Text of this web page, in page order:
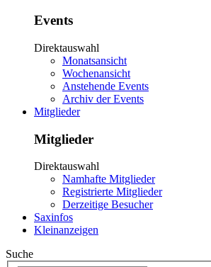
Events
Direktauswahl
Monatsansicht
Wochenansicht
Anstehende Events
Archiv der Events
Mitglieder
Mitglieder
Direktauswahl
Namhafte Mitglieder
Registrierte Mitglieder
Derzeitige Besucher
Saxinfos
Kleinanzeigen
Suche